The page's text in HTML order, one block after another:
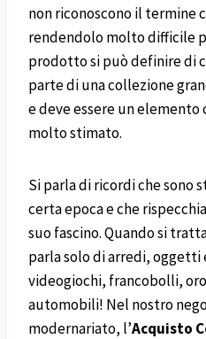
non riconoscono il termine
rendendolo molto difficile
prodotto si può definire di
parte di una collezione
e deve essere un elemento
molto stimato.
Si parla di ricordi che sono
certa epoca e che
suo fascino. Quando si
parla solo di arredi,
videogiochi, francobolli,
automobili! Nel nostro
modernariato, l’Acquisto